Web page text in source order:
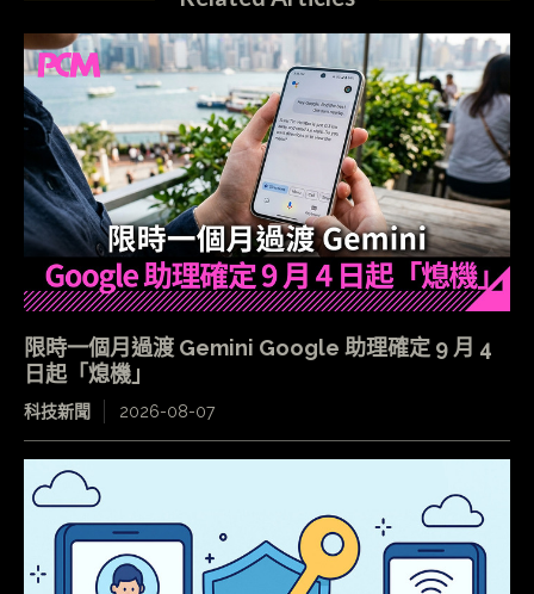
限時一個月過渡 Gemini Google 助理確定 9 月 4
日起「熄機」
科技新聞 2026-08-07